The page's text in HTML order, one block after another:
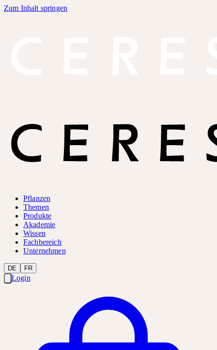
Zum Inhalt springen
Pflanzen
Themen
Produkte
Akademie
Wissen
Fachbereich
Unternehmen
DE FR
Login